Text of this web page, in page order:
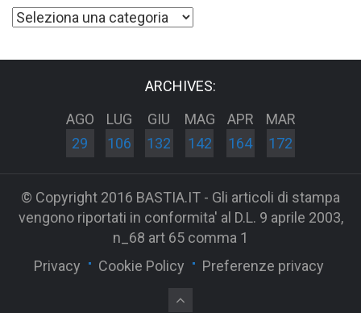
Categorie
ARCHIVES:
AGO
29
LUG
106
GIU
132
MAG
142
APR
164
MAR
172
© Copyright 2016 BASTIA.IT - Gli articoli di stampa
vengono riportati in conformita' al D.L. 9 aprile 2003,
n_68 art 65 comma 1
Privacy
Cookie Policy Preferenze privacy